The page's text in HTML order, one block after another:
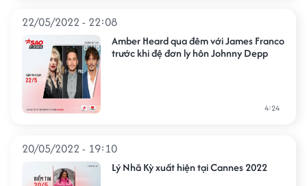
22/05/2022 - 22:08
Amber Heard qua đêm với James Franco
trước khi đệ đơn ly hôn Johnny Depp
4:24
20/05/2022 - 19:10
Lý Nhã Kỳ xuất hiện tại Cannes 2022